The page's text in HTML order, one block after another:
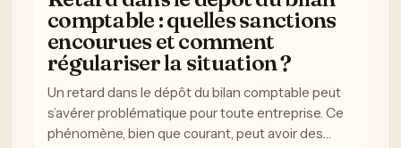
comptable : quelles sanctions
encourues et comment
régulariser la situation ?
Un retard dans le dépôt du bilan comptable peut
s’avérer problématique pour toute entreprise. Ce
phénomène, bien que courant, peut avoir des…